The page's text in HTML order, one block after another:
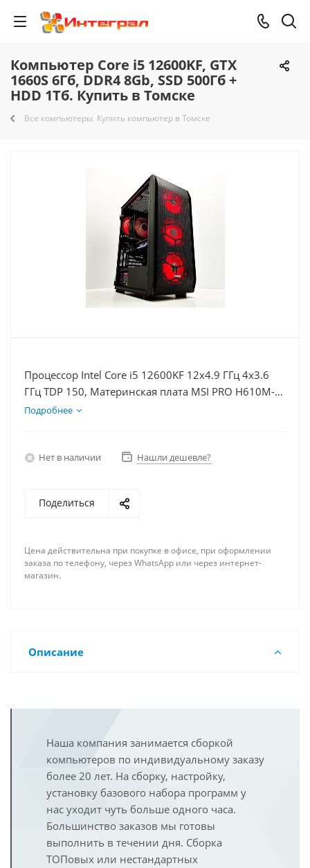
Компьютер Core i5 12600KF, GTX
1660S 6Гб, DDR4 8Gb, SSD 500Гб +
HDD 1Тб. Купить в Томске
Все компьютеры. Купить компьютер в Томске
Процессор Intel Core i5 12600KF 12x4.9 ГГц 4x3.6
ГГц TDP 150, Материнская плата MSI PRO H610M-E,
Видеокарта GTX 1660S 6Гб, Память DDR4 8Gb,
Подробнее
Нет в наличии Нашли дешевле?
Поделиться
Цена действительна при покупке в офисе, при оформлении
заказа по телефону, через WhatsApp или через интернет-
магазин.
Описание
Наша компания занимается сборкой
компьютеров по индивидуальному заказу
более 20 лет. На сборку, настройку,
установку базового набора программ у
нас уходит чуть больше одного часа.
Большинство заказов мы готовы
выполнить в течении дня. Сборка
ТОПовых или нестандартных